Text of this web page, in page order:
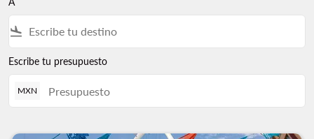
flight_land
Escribe tu presupuesto
MXN